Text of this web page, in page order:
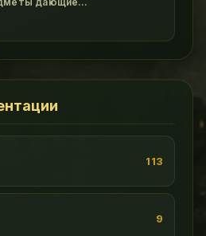
Прочность Где достать !
Magic Resistance +5 br
113
9